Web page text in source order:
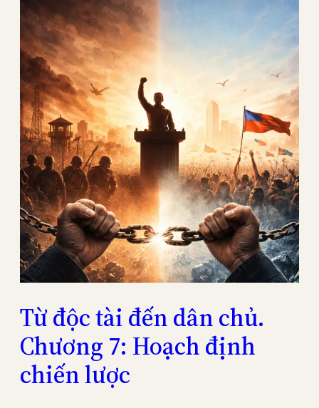
Từ độc tài đến dân chủ.
Chương 7: Hoạch định
chiến lược